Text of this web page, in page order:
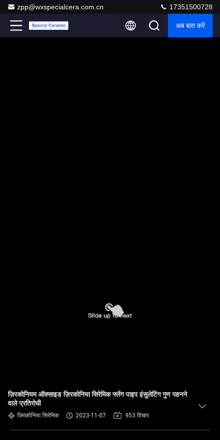
zpp@wxspecialcera.com.cn 17351500728
अब बात करें
ज़िरकोनियम ऑक्साइड ज़िरकोनिया सिरेमिक फ्लेंग पाइप इंसुलेटिंग गुण पहनने
वाले प्रतिरोधी
ज़िरकोनिया सिरेमिक 2023-11-07 953 विचार